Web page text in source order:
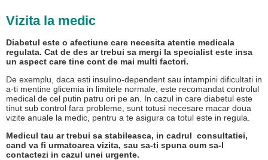
Vizita la medic
Diabetul este o afectiune care necesita atentie medicala
regulata. Cat de des ar trebui sa mergi la specialist este insa
un aspect care tine cont de mai multi factori.
De exemplu, daca esti insulino-dependent sau intampini dificultati in
a-ti mentine glicemia in limitele normale, este recomandat controlul
medical de cel putin patru ori pe an. In cazul in care diabetul este
tinut sub control fara probleme, sunt totusi necesare macar doua
vizite anuale la medic, pentru a te asigura ca totul este in regula.
Medicul tau ar trebui sa stabileasca, in cadrul consultatiei,
cand va fi urmatoarea vizita, sau sa-ti spuna cum sa-l
contactezi in cazul unei urgente.